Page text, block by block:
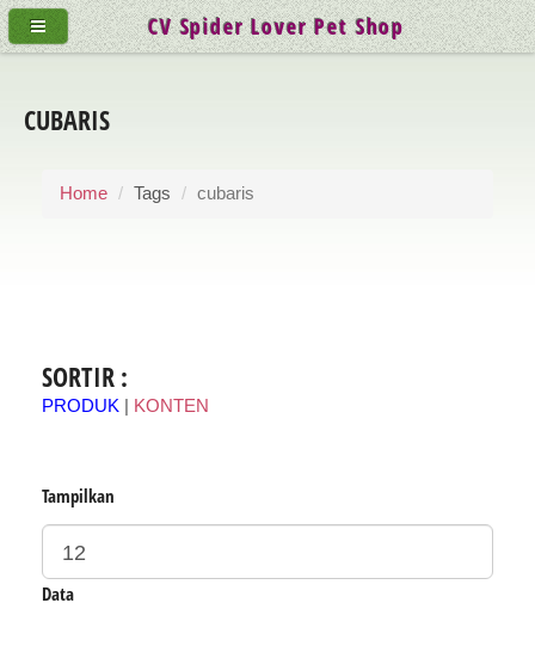
CUBARIS
Home Tags cubaris
SORTIR :
PRODUK KONTEN
Tampilkan
Data
CV Spider Lover Pet Shop